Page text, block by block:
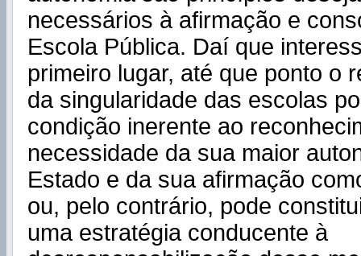
necessários à afirmação e
Escola Pública. Daí que
primeiro lugar, até que ponto o
da singularidade das escolas
condição inerente ao
necessidade da sua maior
Estado e da sua afirmação
ou, pelo contrário, pode
uma estratégia conducente à